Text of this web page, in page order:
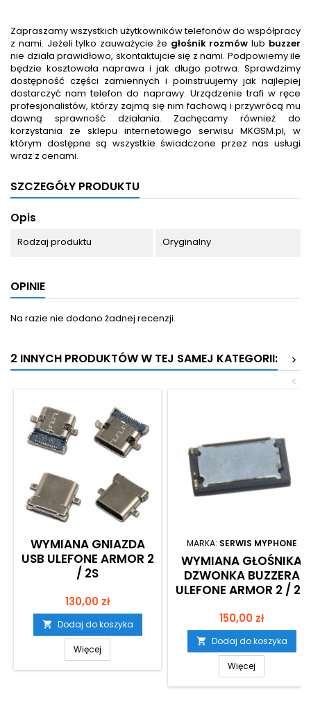
Zapraszamy wszystkich użytkowników telefonów do współpracy
z nami. Jeżeli tylko zauważycie że głośnik rozmów lub buzzer
nie działa prawidłowo, skontaktujcie się z nami. Podpowiemy ile
będzie kosztowała naprawa i jak długo potrwa. Sprawdzimy
dostępność części zamiennych i poinstruujemy jak najlepiej
dostarczyć nam telefon do naprawy. Urządzenie trafi w ręce
profesjonalistów, którzy zajmą się nim fachową i przywrócą mu
dawną sprawność działania. Zachęcamy również do
korzystania ze sklepu internetowego serwisu MKGSM.pl, w
którym dostępne są wszystkie świadczone przez nas usługi
wraz z cenami.
SZCZEGÓŁY PRODUKTU
Opis
Rodzaj produktu Oryginalny
OPINIE
Na razie nie dodano żadnej recenzji.
2 INNYCH PRODUKTÓW W TEJ SAMEJ KATEGORII:
>
<
WYMIANA GNIAZDA
USB ULEFONE ARMOR 2
/ 2S
Cena
130,00 zł
 Dodaj do koszyka
Więcej
MARKA: SERWIS MYPHONE
WYMIANA GŁOŚNIKA
DZWONKA BUZZERA
ULEFONE ARMOR 2 / 2S
Cena
150,00 zł
 Dodaj do koszyka
Więcej